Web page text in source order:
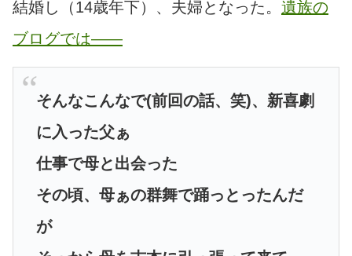
結婚し（14歳年下）、夫婦となった。 遺族の
ブログでは――
そんなこんなで(前回の話、笑)、新喜劇
に入った父ぁ
仕事で母と出会った
その頃、母ぁの群舞で踊っとったんだ
が